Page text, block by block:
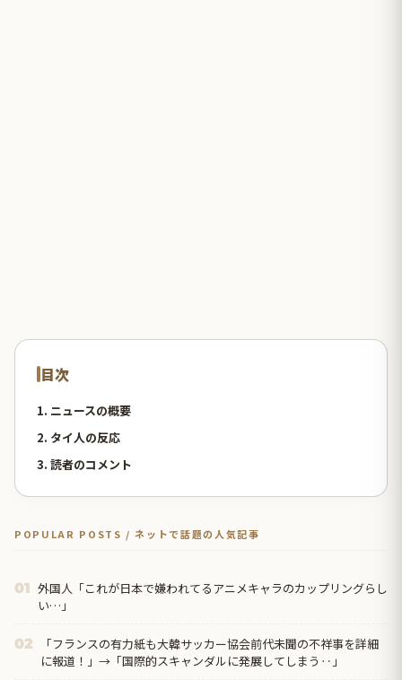
目次
1. ニュースの概要
2. タイ人の反応
3. 読者のコメント
POPULAR POSTS / ネットで話題の人気記事
01 外国人「これが日本で嫌われてるアニメキャラのカップリングらし
い…」
02
「フランスの有力紙も大韓サッカー協会前代未聞の不祥事を詳細
に報道！」→「国際的スキャンダルに発展してしまう‥」